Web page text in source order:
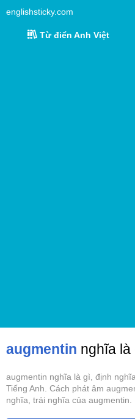
englishsticky.com
Từ điển Anh Việt
augmentin nghĩa là
augmentin nghĩa là gì, định
Tiếng Anh. Cách phát âm
nghĩa, trái nghĩa của augmentin.